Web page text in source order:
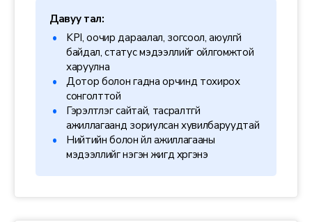
Давуу тал:
KPI, оочир дараалал, зогсоол, аюулгүй
байдал, статус мэдээллийг ойлгомжтой
харуулна
Дотор болон гадна орчинд тохирох
сонголттой
Гэрэлтүүлэг сайтай, тасралтгүй
ажиллагаанд зориулсан хувилбаруудтай
Нийтийн болон үйл ажиллагааны
мэдээллийг нэгэн жигд хүргэнэ